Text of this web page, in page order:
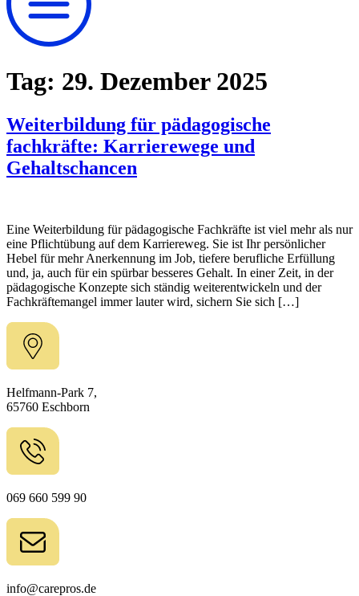
Tag: 29. Dezember 2025
Weiterbildung für pädagogische
fachkräfte: Karrierewege und
Gehaltschancen
Eine Weiterbildung für pädagogische Fachkräfte ist viel mehr als nur
eine Pflichtübung auf dem Karriereweg. Sie ist Ihr persönlicher
Hebel für mehr Anerkennung im Job, tiefere berufliche Erfüllung
und, ja, auch für ein spürbar besseres Gehalt. In einer Zeit, in der
pädagogische Konzepte sich ständig weiterentwickeln und der
Fachkräftemangel immer lauter wird, sichern Sie sich […]
Helfmann-Park 7,
65760 Eschborn
069 660 599 90
info@carepros.de